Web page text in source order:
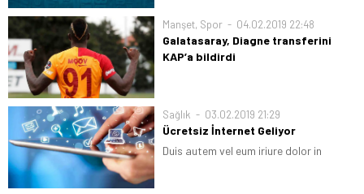
ipsum dolor sit...
Manşet, Spor 04.02.2019 22:48
Galatasaray, Diagne transferini
KAP’a bildirdi
alacağı ücret.
Sağlık 03.02.2019 21:29
Ücretsiz İnternet Geliyor
Duis autem vel eum iriure dolor in